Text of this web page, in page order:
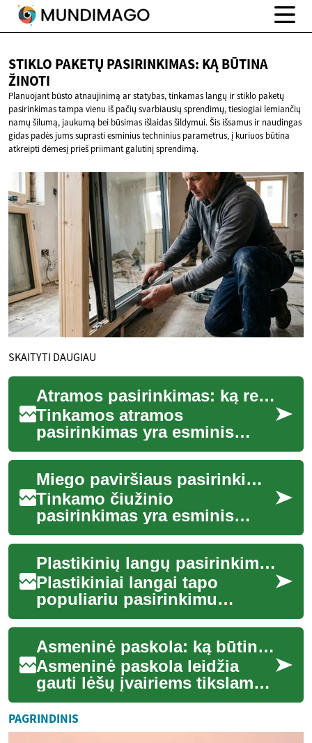
STIKLO PAKETŲ PASIRINKIMAS: KĄBŪTINA
ŽINOTI
Planuojant būsto atnaujinimą ar statybas, tinkamas langų ir stiklo paketų
pasirinkimas tampa vienu iš pačių svarbiausių sprendimų, tiesiogiai lemiančių
namų šilumą, jaukumą bei būsimas išlaidas šildymui. Šis išsamus ir naudingas
gidas padės jums suprasti esminius techninius parametrus, į kuriuos būtina
atkreipti dėmesį prieš priimant galutinį sprendimą.
SKAITYTI DAUGIAU
Atramos pasirinkimas: ką reikia žinoti?
Tinkamos atramos
pasirinkimas yra esminis
veiksnys, lemiantis ne tik
miego kokybę, bet ir bendrą
savijautą dienos met...
Miego paviršiaus pasirinkimas: ką reikia žinoti
Tinkamo čiužinio
pasirinkimas yra esminis
žingsnis siekiant kokybiško
miego ir geros savijautos.
Miego paviršius ties...
Plastikinių langų pasirinkimas: ką reikia žinoti?
Plastikiniai langai tapo
populiariu pasirinkimu
visame pasaulyje dėl jų
ilgaamžiškumo, energinio
efektyvumo ir prieži...
Asmeninė paskola: ką būtina žinoti prieš skolinantis
Asmeninė paskola leidžia
gauti lėšų įvairiems tikslams
— nuo didesnių pirkinių ir
namų remonto iki skolų
konsolidavim...
PAGRINDINIS